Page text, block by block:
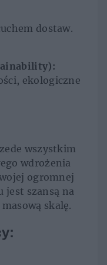
dostaw.
ekologiczne
wszystkim
wdrożenia
ogromnej
jest szansą na
skalę.